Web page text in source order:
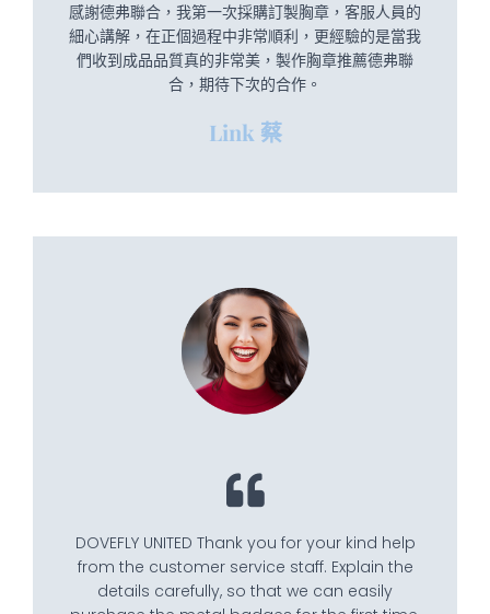
感謝德弗聯合，我第一次採購訂製胸章，客服人員的
細心講解，在正個過程中非常順利，更經驗的是當我
們收到成品品質真的非常美，製作胸章推薦德弗聯
合，期待下次的合作。
Link 蔡
DOVEFLY UNITED Thank you for your kind help
from the customer service staff. Explain the
details carefully, so that we can easily